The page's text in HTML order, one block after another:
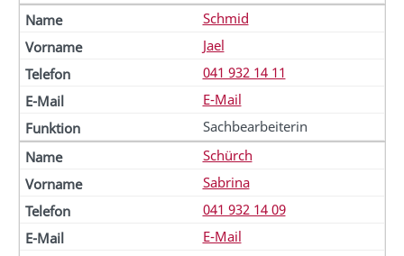
Schmid
Jael
041 932 14 11
E-Mail
Sachbearbeiterin
Schürch
Sabrina
041 932 14 09
E-Mail